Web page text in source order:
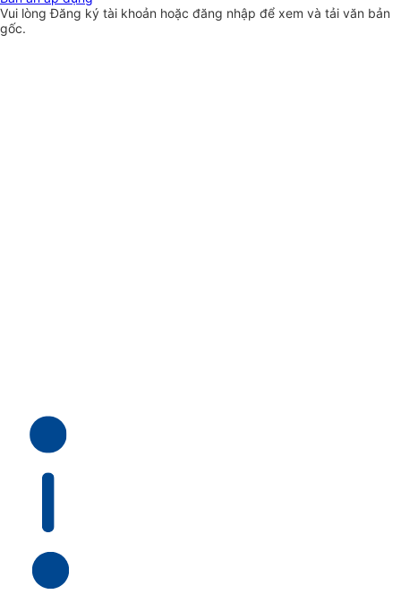
Vui lòngĐăng ký tài khoản hoặc đăng nhập để xem và tải văn bản
gốc.